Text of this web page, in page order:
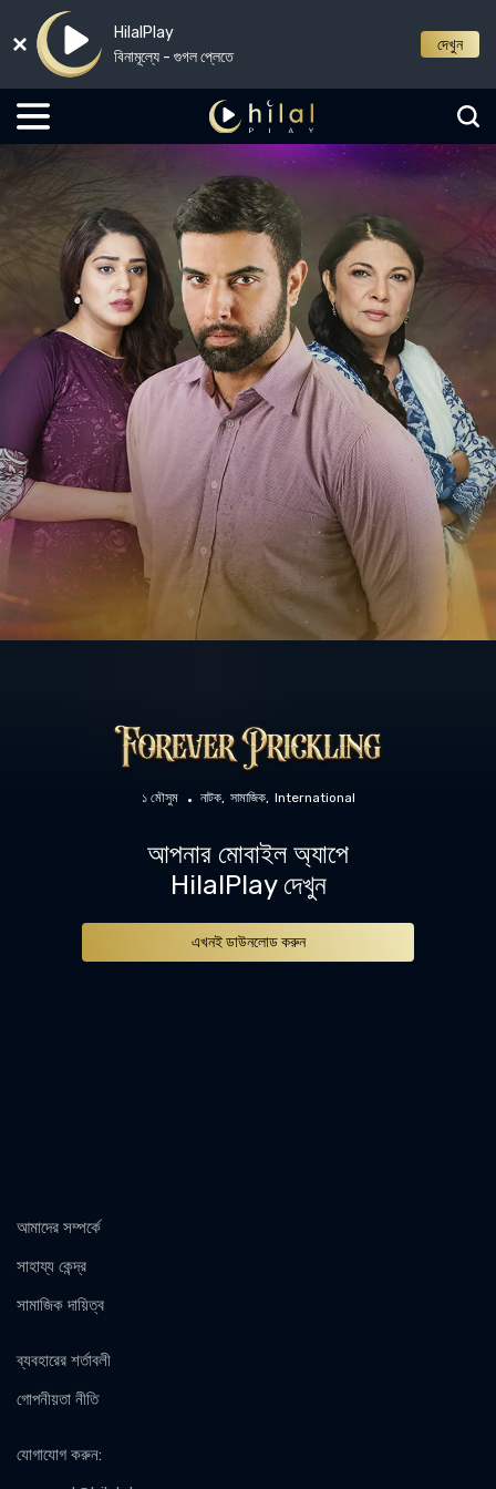
HilalPlay
বিনামূল্যে - গুগল প্লেতে
দেখুন
১ মৌসুম নাটক সামাজিক International
আপনার মোবাইল অ্যাপে
HilalPlay দেখুন
এখনই ডাউনলোড করুন
আমাদের সম্পর্কে
সাহায্য কেন্দ্র
সামাজিক দায়িত্ব
ব্যবহারের শর্তাবলী
গোপনীয়তা নীতি
যোগাযোগ করুন: